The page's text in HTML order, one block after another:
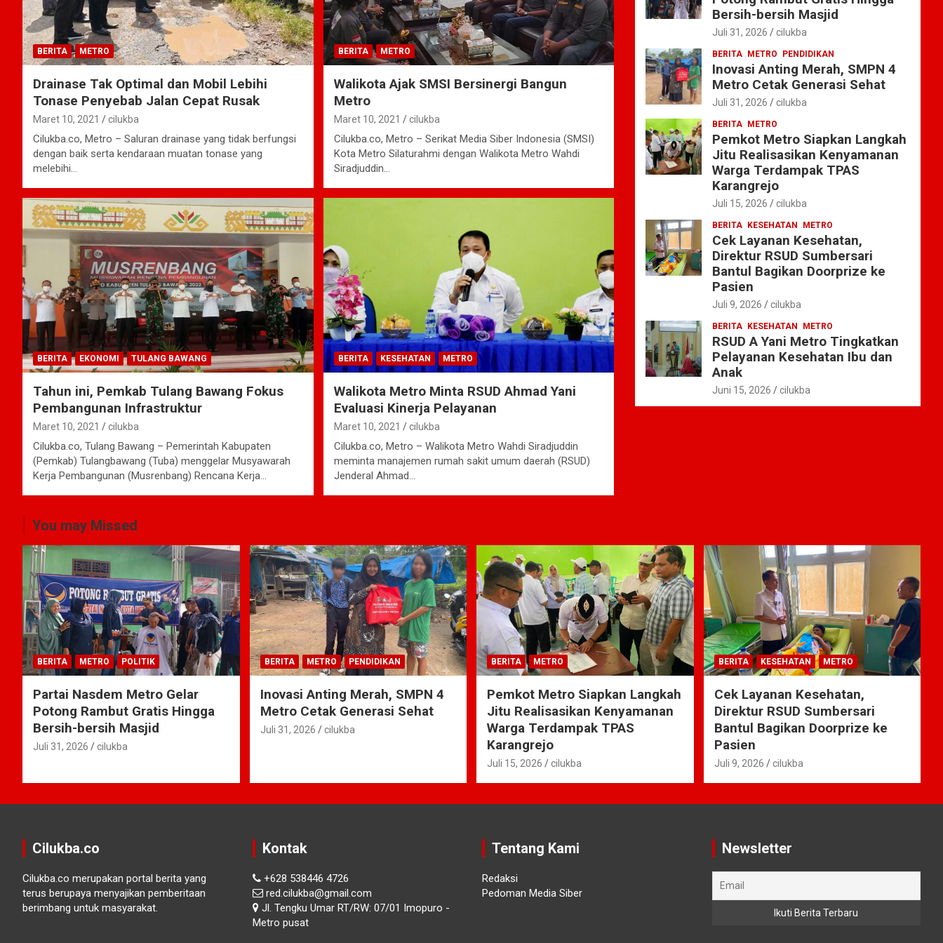
BERITA METRO
Drainase Tak Optimal dan Mobil Lebihi
Tonase Penyebab Jalan Cepat Rusak
Maret 10, 2021 cilukba
Cilukba.co, Metro – Saluran drainase yang tidak berfungsi
dengan baik serta kendaraan muatan tonase yang
melebihi…
BERITA METRO
Walikota Ajak SMSI Bersinergi Bangun
Metro
Maret 10, 2021 cilukba
Cilukba.co, Metro – Serikat Media Siber Indonesia (SMSI)
Kota Metro Silaturahmi dengan Walikota Metro Wahdi
Siradjuddin…
BERITA EKONOMI TULANG BAWANG
Tahun ini, Pemkab Tulang Bawang Fokus
Pembangunan Infrastruktur
Maret 10, 2021 cilukba
Cilukba.co, Tulang Bawang – Pemerintah Kabupaten
(Pemkab) Tulangbawang (Tuba) menggelar Musyawarah
Kerja Pembangunan (Musrenbang) Rencana Kerja…
BERITA KESEHATAN METRO
Walikota Metro Minta RSUD Ahmad Yani
Evaluasi Kinerja Pelayanan
Maret 10, 2021 cilukba
Cilukba.co, Metro – Walikota Metro Wahdi Siradjuddin
meminta manajemen rumah sakit umum daerah (RSUD)
Jenderal Ahmad…
Bersih-bersih Masjid
Juli 31, 2026 cilukba
BERITA METRO PENDIDIKAN
Inovasi Anting Merah, SMPN 4
Metro Cetak Generasi Sehat
Juli 31, 2026 cilukba
BERITA METRO
Pemkot Metro Siapkan Langkah
Jitu Realisasikan Kenyamanan
Warga Terdampak TPAS
Karangrejo
Juli 15, 2026 cilukba
BERITA KESEHATAN METRO
Cek Layanan Kesehatan,
Direktur RSUD Sumbersari
Bantul Bagikan Doorprize ke
Pasien
Juli 9, 2026 cilukba
BERITA KESEHATAN METRO
RSUD A Yani Metro Tingkatkan
Pelayanan Kesehatan Ibu dan
Anak
Juni 15, 2026 cilukba
You may Missed
BERITA METRO POLITIK
Partai Nasdem Metro Gelar
Potong Rambut Gratis Hingga
Bersih-bersih Masjid
Juli 31, 2026 cilukba
BERITA METRO PENDIDIKAN
Inovasi Anting Merah, SMPN 4
Metro Cetak Generasi Sehat
Juli 31, 2026 cilukba
BERITA METRO
Pemkot Metro Siapkan Langkah
Jitu Realisasikan Kenyamanan
Warga Terdampak TPAS
Karangrejo
Juli 15, 2026 cilukba
BERITA KESEHATAN METRO
Cek Layanan Kesehatan,
Direktur RSUD Sumbersari
Bantul Bagikan Doorprize ke
Pasien
Juli 9, 2026 cilukba
Cilukba.co
Cilukba.co merupakan portal berita yang
terus berupaya menyajikan pemberitaan
berimbang untuk masyarakat.
Kontak
+628 538446 4726
red.cilukba@gmail.com
Jl. Tengku Umar RT/RW: 07/01 Imopuro -
Metro pusat
Tentang Kami
Redaksi
Pedoman Media Siber
Newsletter